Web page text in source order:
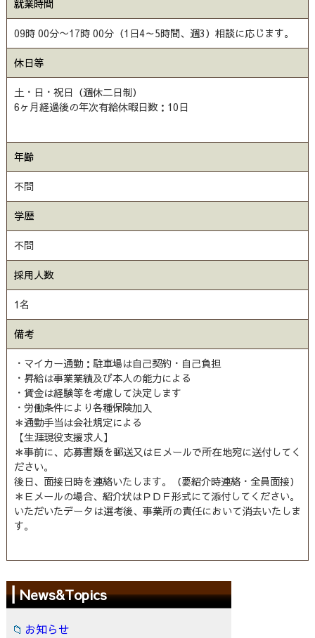
就業時間
09時 00分〜17時 00分（1日4～5時間、週3）相談に応じます。
休日等
土・日・祝日（週休二日制）
6ヶ月経過後の年次有給休暇日数：10日
年齢
不問
学歴
不問
採用人数
1名
備考
・マイカー通勤：駐車場は自己契約・自己負担
・昇給は事業業績及び本人の能力による
・賃金は経験等を考慮して決定します
・労働条件により各種保険加入
＊通勤手当は会社規定による
【生涯現役支援求人】
＊事前に、応募書類を郵送又はＥメールで所在地宛に送付してく
ださい。
後日、面接日時を連絡いたします。（要紹介時連絡・全員面接）
＊Ｅメールの場合、紹介状はＰＤＦ形式にて添付してください。
いただいたデータは選考後、事業所の責任において消去いたしま
す。
News&Topics
お知らせ